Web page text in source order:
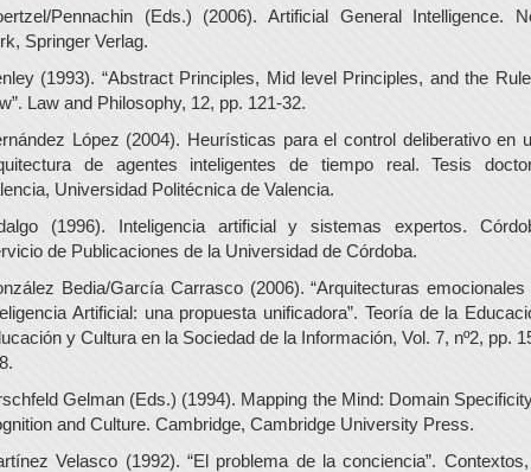
Pennachin (Eds.) (2006). Artificial General Intelligence.
Springer Verlag.
(1993). “Abstract Principles, Mid level Principles, and the
Law and Philosophy, 12, pp. 121-32.
López (2004). Heurísticas para el control deliberativo en
de agentes inteligentes de tiempo real. Tesis
Universidad Politécnica de Valencia.
(1996). Inteligencia artificial y sistemas expertos.
de Publicaciones de la Universidad de Córdoba.
Bedia/García Carrasco (2006). “Arquitecturas emocionales
Artificial: una propuesta unificadora”. Teoría de la
y Cultura en la Sociedad de la Información, Vol. 7, nº2, pp.
Gelman (Eds.) (1994). Mapping the Mind: Domain
and Culture. Cambridge, Cambridge University Press.
Velasco (1992). “El problema de la conciencia”. Contextos,